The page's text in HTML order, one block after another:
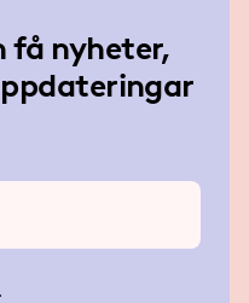
få nyheter,